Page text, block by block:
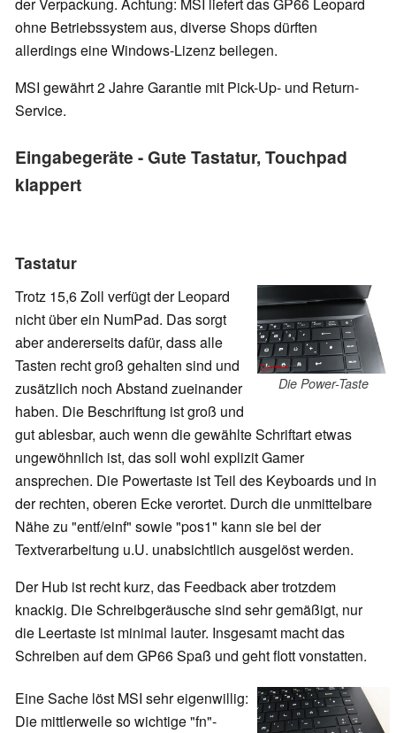
ohne Betriebssystem aus, diverse Shops dürften
allerdings eine Windows-Lizenz beilegen.
MSI gewährt 2 Jahre Garantie mit Pick-Up- und Return-
Service.
Eingabegeräte - Gute Tastatur, Touchpad
klappert
Tastatur
Die Power-Taste
Trotz 15,6 Zoll verfügt der Leopard
nicht über ein NumPad. Das sorgt
aber andererseits dafür, dass alle
Tasten recht groß gehalten sind und
zusätzlich noch Abstand zueinander
haben. Die Beschriftung ist groß und
gut ablesbar, auch wenn die gewählte Schriftart etwas
ungewöhnlich ist, das soll wohl explizit Gamer
ansprechen. Die Powertaste ist Teil des Keyboards und in
der rechten, oberen Ecke verortet. Durch die unmittelbare
Nähe zu "entf/einf" sowie "pos1" kann sie bei der
Textverarbeitung u.U. unabsichtlich ausgelöst werden.
Der Hub ist recht kurz, das Feedback aber trotzdem
knackig. Die Schreibgeräusche sind sehr gemäßigt, nur
die Leertaste ist minimal lauter. Insgesamt macht das
Schreiben auf dem GP66 Spaß und geht flott vonstatten.
Eine Sache löst MSI sehr eigenwillig:
Die mittlerweile so wichtige "fn"-